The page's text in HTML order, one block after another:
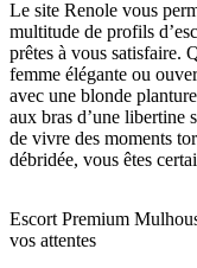
Le site Renole vous
multitude de profils
prêtes à vous satisfaire.
femme élégante ou
avec une blonde
aux bras d’une libertine
de vivre des moments
débridée, vous êtes
Escort Premium
vos attentes